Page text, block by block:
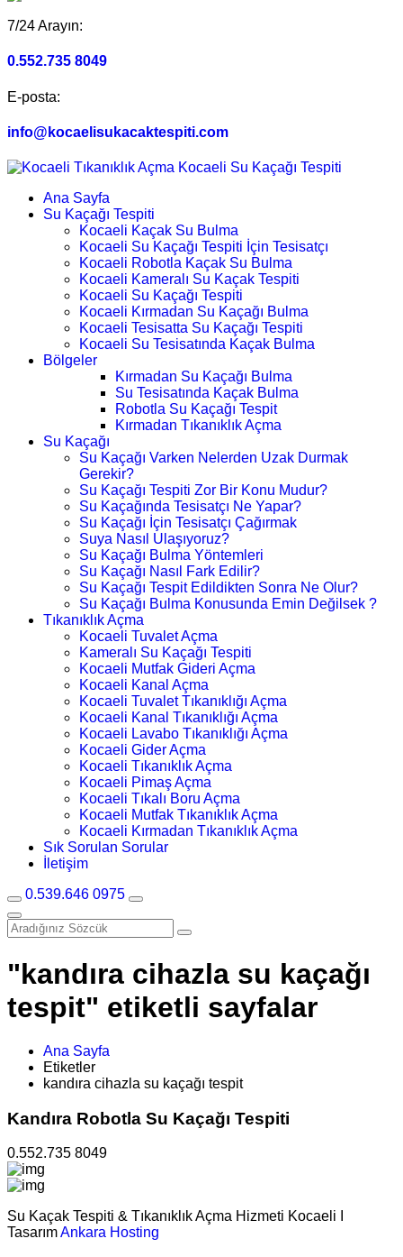
7/24 Arayın:
0.552.735 8049
E-posta:
info@kocaelisukacaktespiti.com
Ana Sayfa
Su Kaçağı Tespiti
Kocaeli Kaçak Su Bulma
Kocaeli Su Kaçağı Tespiti İçin Tesisatçı
Kocaeli Robotla Kaçak Su Bulma
Kocaeli Kameralı Su Kaçak Tespiti
Kocaeli Su Kaçağı Tespiti
Kocaeli Kırmadan Su Kaçağı Bulma
Kocaeli Tesisatta Su Kaçağı Tespiti
Kocaeli Su Tesisatında Kaçak Bulma
Bölgeler
Kırmadan Su Kaçağı Bulma
Su Tesisatında Kaçak Bulma
Robotla Su Kaçağı Tespit
Kırmadan Tıkanıklık Açma
Su Kaçağı
Su Kaçağı Varken Nelerden Uzak Durmak
Gerekir?
Su Kaçağı Tespiti Zor Bir Konu Mudur?
Su Kaçağında Tesisatçı Ne Yapar?
Su Kaçağı İçin Tesisatçı Çağırmak
Suya Nasıl Ulaşıyoruz?
Su Kaçağı Bulma Yöntemleri
Su Kaçağı Nasıl Fark Edilir?
Su Kaçağı Tespit Edildikten Sonra Ne Olur?
Su Kaçağı Bulma Konusunda Emin Değilsek ?
Tıkanıklık Açma
Kocaeli Tuvalet Açma
Kameralı Su Kaçağı Tespiti
Kocaeli Mutfak Gideri Açma
Kocaeli Kanal Açma
Kocaeli Tuvalet Tıkanıklığı Açma
Kocaeli Kanal Tıkanıklığı Açma
Kocaeli Lavabo Tıkanıklığı Açma
Kocaeli Gider Açma
Kocaeli Tıkanıklık Açma
Kocaeli Pimaş Açma
Kocaeli Tıkalı Boru Açma
Kocaeli Mutfak Tıkanıklık Açma
Kocaeli Kırmadan Tıkanıklık Açma
Sık Sorulan Sorular
İletişim
0.539.646 0975
"kandıra cihazla su kaçağı
tespit" etiketli sayfalar
Ana Sayfa
Etiketler
kandıra cihazla su kaçağı tespit
Kandıra Robotla Su Kaçağı Tespiti
0.552.735 8049
Su Kaçak Tespiti & Tıkanıklık Açma Hizmeti Kocaeli I
TasarımAnkara Hosting